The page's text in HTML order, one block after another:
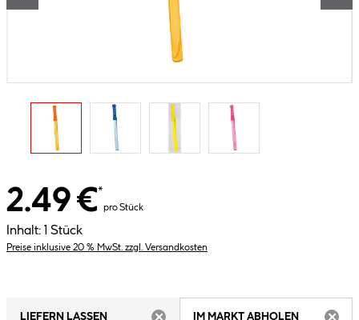
2.49 €*
pro Stück
Inhalt: 1 Stück
Preise inklusive 20 % MwSt. zzgl. Versandkosten
LIEFERN LASSEN
IM MARKT ABHOLEN